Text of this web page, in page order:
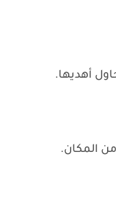
أهديها.
المكان.